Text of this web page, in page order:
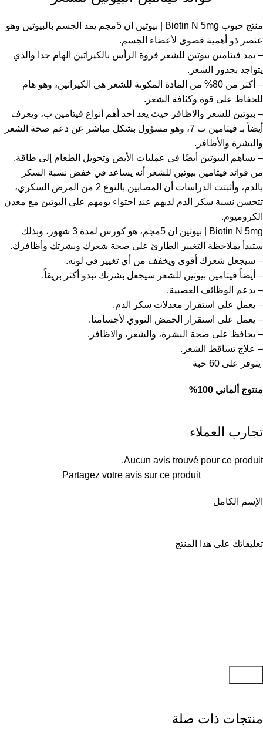
منتج حبوب Biotin N 5mg | بيوتين ان 5مجم يمد الجسم بالبيوتين وهو
عنصر ذو أهمية قصوى لأعضاء الجسم.
– يمد فيتامين بيوتين للشعر فروة الرأس بالكيراتين الهام جدا والذي
يتواجد بجذور الشعر.
– أكثر من 80% من المادة المكونة للشعر هي الكيراتين، وهو هام
للحفاظ على قوة وكثافة الشعر.
– بيوتين للشعر والاظافر حيث يعد أحد أهم أنواع فيتامين ب، ويعرف
أيضاً بـ فيتامين ب 7، وهو مسؤول بشكل مباشر عن دعم صحة الشعر
والبشرة والأظافر.
– يساهم البيوتين أيضًا في عمليات الأيض وتحويل الطعام إلى طاقة.
من فوائد فيتامين بيوتين للشعر أنه يساعد في خفض نسبة السكر
بالدم، وأثبتت الدراسات أن المصابين بالنوع 2 من المرض السكري،
تتحسن نسبة سكر الدم لديهم عند احتواء يومهم على البوتين مع معدن
الكروميوم.
Biotin N 5mg | بيوتين ان 5مجم، هو كورس لمدة 3 شهور، وبذلك
ستبدأ بملاحظة التغيير الطارئ على صحة شعرك وبشرتك وأظافرك.
– سيجعل شعرك أقوى ويخفف من أي تغيير في لونه.
– أيضاً فيتامين بيوتين للشعر سيجعل بشرتك تبدو أكثر بريقاً.
– يدعم الوظائف العصبية.
– يعمل على استقرار معدلات سكر الدم.
– يعمل على استقرار الحمض النووي لأجسامنا.
– يحافظ على صحة البشرة، والشعر، والاظافر.
– علاج تساقط الشعر.
يتوفر على 60 حبة
منتوج ألماني 100%
تجارب العملاء
Aucun avis trouvé pour ce produit.
Partagez votre avis sur ce produit
الإسم الكامل
تعليقاتك على هذا المنتج
منتجات ذات صلة